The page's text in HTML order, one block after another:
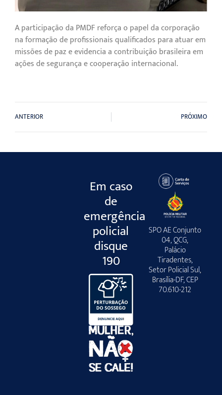
A participação da PMDF reforça o papel da corporação
na formação de profissionais qualificados para atuar em
missões de paz e evidencia a contribuição brasileira em
ações de segurança e cooperação internacional.
ANTERIOR PRÓXIMO
Em caso
de
emergência
policial
disque
190
SPO AE Conjunto
04, QCG,
Palácio
Tiradentes,
Setor Policial Sul,
Brasília-DF, CEP
70.610-212